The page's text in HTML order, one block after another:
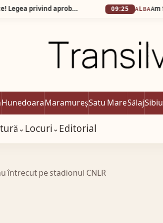
O veste foarte bună pentru posesorii de mașini electrice! Legea privind aprobarea Ordonanței de Urgență nr. 4/2026 a fost promulgată de președintele României și publicată în Monitorul Oficial. 09:25 ALBA
HunedoaraMaramureșSatu MareSălajSibiu
⌄Locuri⌄Editorial
întrecut pe stadionul CNLR